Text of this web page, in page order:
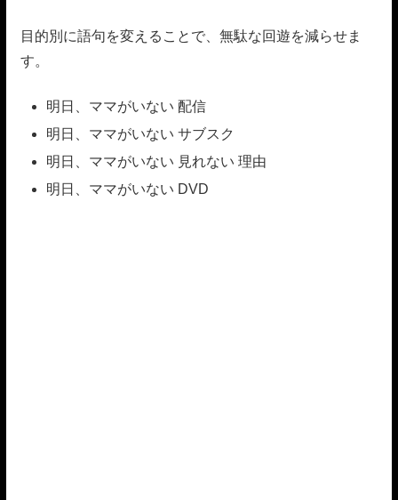
目的別に語句を変えることで、無駄な回遊を減らせま
す。
明日、ママがいない 配信
明日、ママがいない サブスク
明日、ママがいない 見れない 理由
明日、ママがいない DVD